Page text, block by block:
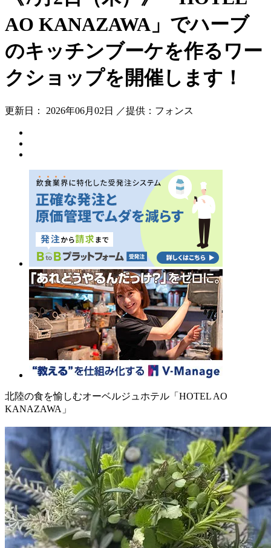
AO KANAZAWA」でハーブ
のキッチンブーケを作るワー
クショップを開催します！
更新日： 2026年06月02日 ／提供：フォンス
北陸の食を愉しむオーベルジュホテル「HOTEL AO
KANAZAWA」